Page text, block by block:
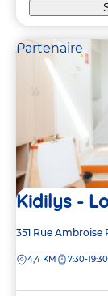
Partenaire
Kidilys -
Adresse
la
351 Rue Ambroise
DISTANCE
4,4 KM 7:30-19:30